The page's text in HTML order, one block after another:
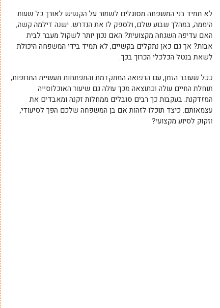
לא תמיד בני המשפחה מסוגלים לשמור על הקשיש לאורך כל שעות
היממה, במהלך שבוע שלם, ולספק לו את הנדרש. ישנה דילמה קשה,
האם עדיפה השגחה מקצועית? האם נכון יותר לשקול מעבר לבית
אבות? אך גם כאן נתקלים בקשיים, לא תמיד בידי המשפחה היכולת
לשאת בנטל הכלכלי הכרוך בכך.
ככל שעובר הזמן, עם הרפואה המתקדמת והתפתחות תעשיית התרופות,
תוחלת החיים עולה וכתוצאה מכך עולה גם שיעור האוכלוסייה
המזדקנת. בעקבות כך רבים סובלים ממחלות זקנה ומאבדים את
עצמאותם. כיצד תוכלו לזהות אם בן המשפחה שלכם הפך לסיעודי,
וזקוק לסיוע מקצועי?